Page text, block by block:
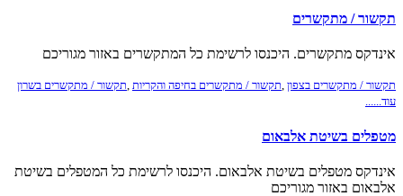
תקשור / מתקשרים
אינדקס מתקשרים. היכנסו לרשימת כל המתקשרים באזור מגוריכם
תקשור / מתקשרים בצפון ,תקשור / מתקשרים בחיפה והקריות ,תקשור / מתקשרים בשרון
עוד......
מטפלים בשיטת אלבאום
אינדקס מטפלים בשיטת אלבאום. היכנסו לרשימת כל המטפלים בשיטת
אלבאום באזור מגוריכם